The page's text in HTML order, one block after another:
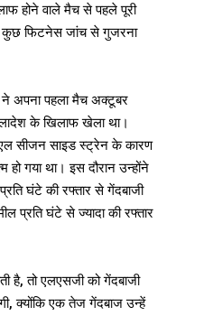
होने वाले मैच से पहले पूरी
कुछ फिटनेस जांच से गुजरना
अपना पहला मैच अक्टूबर
के खिलाफ खेला था।
सीजन साइड स्ट्रेन के कारण
हो गया था। इस दौरान उन्होंने
घंटे की रफ्तार से गेंदबाजी
प्रति घंटे से ज्यादा की रफ्तार
है, तो एलएसजी को गेंदबाजी
क्योंकि एक तेज गेंदबाज उन्हें